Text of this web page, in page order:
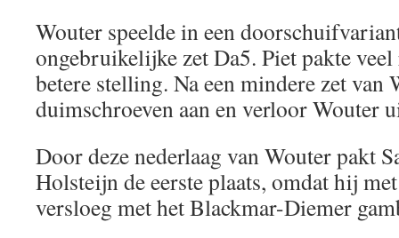
Wouter speelde in een
ongebruikelijke zet Da5. Piet pakte
betere stelling. Na een mindere zet van
duimschroeven aan en verloor Wouter
Door deze nederlaag van Wouter pakt
Holsteijn de eerste plaats, omdat hij
versloeg met het Blackmar-Diemer